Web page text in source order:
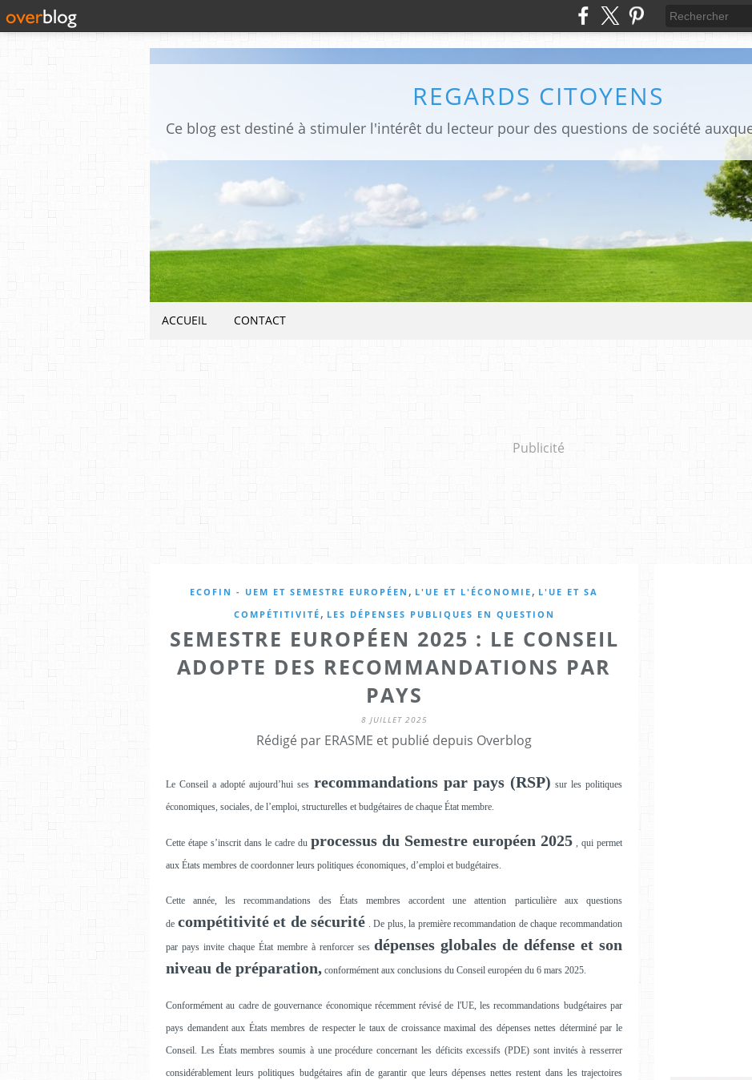
REGARDS CITOYENS
ACCUEIL CONTACT
Publicité
ECOFIN - UEM ET SEMESTRE EUROPÉEN , L'UE ET L'ÉCONOMIE , L'UE ET SA
COMPÉTITIVITÉ , LES DÉPENSES PUBLIQUES EN QUESTION
SEMESTRE EUROPÉEN 2025 : LE CONSEIL
ADOPTE DES RECOMMANDATIONS PAR
PAYS
8 JUILLET 2025
Rédigé par ERASME et publié depuis Overblog
Le Conseil a adopté aujourd’hui ses recommandations par pays (RSP) sur les politiques
économiques, sociales, de l’emploi, structurelles et budgétaires de chaque État membre.
Cette étape s’inscrit dans le cadre du processus du Semestre européen 2025 , qui permet
aux États membres de coordonner leurs politiques économiques, d’emploi et budgétaires.
Cette année, les recommandations des États membres accordent une attention particulière aux questions
de compétitivité et de sécurité . De plus, la première recommandation de chaque recommandation
par pays invite chaque État membre à renforcer ses dépenses globales de défense et son
niveau de préparation, conformément aux conclusions du Conseil européen du 6 mars 2025.
Conformément au cadre de gouvernance économique récemment révisé de l'UE, les recommandations budgétaires par
pays demandent aux États membres de respecter le taux de croissance maximal des dépenses nettes déterminé par le
Conseil. Les États membres soumis à une procédure concernant les déficits excessifs (PDE) sont invités à resserrer
considérablement leurs politiques budgétaires afin de garantir que leurs dépenses nettes restent dans les trajectoires